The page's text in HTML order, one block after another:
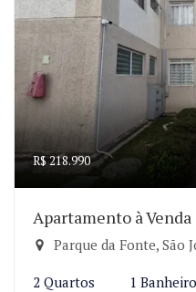
R$ 218.990
Apartamento à
Parque da Fonte, São
2 Quartos 1 Banheiro